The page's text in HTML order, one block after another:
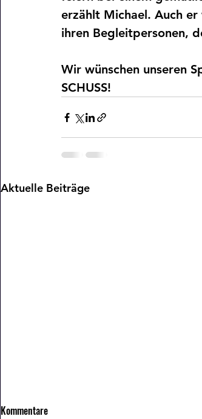
erzählt Michael. Auch
ihren Begleitpersonen,
Wir wünschen unseren
SCHUSS!
Aktuelle Beiträge
Kommentare